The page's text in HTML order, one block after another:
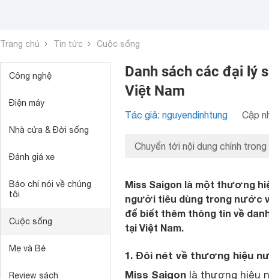
Trang chủ Tin tức Cuộc sống
Công nghệ
Điện máy
Nhà cửa & Đời sống
Đánh giá xe
Báo chí nói về chúng
tôi
Cuộc sống
Mẹ và Bé
Review sách
Danh sách các đại lý
Việt Nam
Tác giả: nguyendinhtung Cập
Chuyển tới nội dung chính trong
Miss Saigon là một thương
người tiêu dùng trong nước
để biết thêm thông tin về
tại Việt Nam.
1. Đôi nét về thương hiệu
Miss Saigon là thương hiệu